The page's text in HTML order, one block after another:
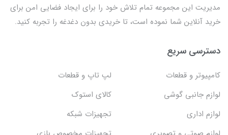
مدیریت این مجموعه تمام تلاش خود را برای ایجاد فضایی امن برای
خرید آنلاین شما نموده است، تا خریدی بدون دغدغه را تجربه کنید.
دسترسی سریع
کامپیوتر و قطعات
لپ تاپ و قطعات
لوازم جانبی گوشی
کالای استوک
لوازم اداری
تجهیزات شبکه